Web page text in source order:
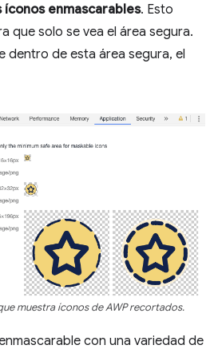
enmascarables. Esto
que solo se vea el área segura.
dentro de esta área segura, el
muestra íconos de AWP recortados.
con una variedad de